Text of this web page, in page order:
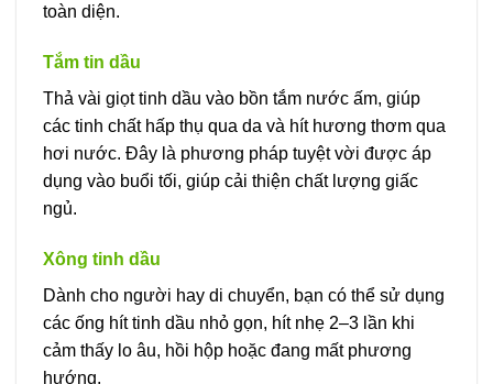
toàn diện.
Tắm tin dầu
Thả vài giọt tinh dầu vào bồn tắm nước ấm, giúp
các tinh chất hấp thụ qua da và hít hương thơm qua
hơi nước. Đây là phương pháp tuyệt vời được áp
dụng vào buổi tối, giúp cải thiện chất lượng giấc
ngủ.
Xông tinh dầu
Dành cho người hay di chuyển, bạn có thể sử dụng
các ống hít tinh dầu nhỏ gọn, hít nhẹ 2–3 lần khi
cảm thấy lo âu, hồi hộp hoặc đang mất phương
hướng.